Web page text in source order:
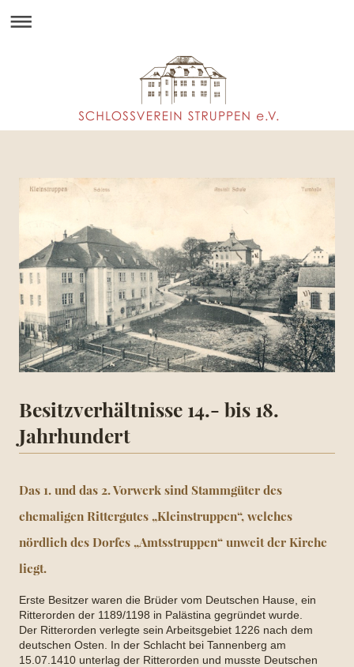
Besitzverhältnisse 14.- bis 18.
Jahrhundert
Das 1. und das 2. Vorwerk sind Stammgüter des
ehemaligen Rittergutes „Kleinstruppen“, welches
nördlich des Dorfes „Amtsstruppen“ unweit der Kirche
liegt.
Erste Besitzer waren die Brüder vom Deutschen Hause, ein
Ritterorden der 1189/1198 in Palästina gegründet wurde.
Der Ritterorden verlegte sein Arbeitsgebiet 1226 nach dem
deutschen Osten. In der Schlacht bei Tannenberg am
15.07.1410 unterlag der Ritterorden und musste Deutschen